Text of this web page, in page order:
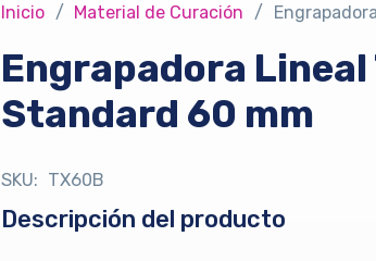
Inicio / Material de Curación /
Engrapadora Lineal
Standard 60 mm
SKU: TX60B
Descripción del producto